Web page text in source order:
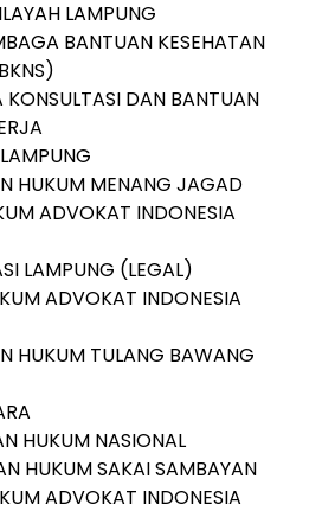
LAMPUNG
BANTUAN KESEHATAN
KONSULTASI DAN BANTUAN
HUKUM MENANG JAGAD
ADVOKAT INDONESIA
LAMPUNG (LEGAL)
ADVOKAT INDONESIA
HUKUM TULANG BAWANG
HUKUM NASIONAL
HUKUM SAKAI SAMBAYAN
ADVOKAT INDONESIA